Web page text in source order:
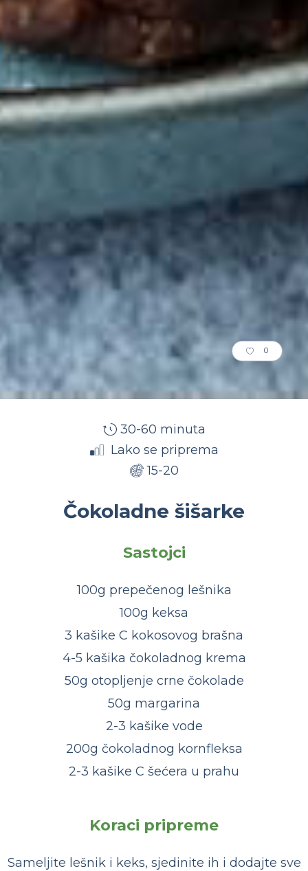
0
30-60 minuta
Lako se priprema
15-20
Čokoladne šišarke
Sastojci
100g prepečenog lešnika
100g keksa
3 kašike C kokosovog brašna
4-5 kašika čokoladnog krema
50g otopljenje crne čokolade
50g margarina
2-3 kašike vode
200g čokoladnog kornfleksa
2-3 kašike C šećera u prahu
Koraci pripreme
Sameljite lešnik i keks, sjedinite ih i dodajte sve